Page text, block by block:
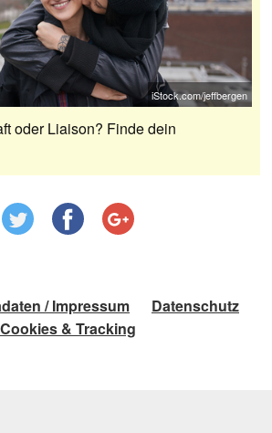
iStock.com/jeffbergen
oder Liaison? Finde dein
/ Impressum
Datenschutz
Cookies & Tracking